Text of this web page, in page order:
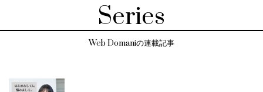
Series
Web Domaniの連載記事